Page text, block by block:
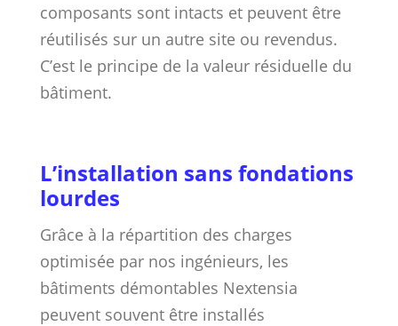
composants sont intacts et peuvent être
réutilisés sur un autre site ou revendus.
C’est le principe de la valeur résiduelle du
bâtiment.
L’installation sans fondations
lourdes
Grâce à la répartition des charges
optimisée par nos ingénieurs, les
bâtiments démontables Nextensia
peuvent souvent être installés